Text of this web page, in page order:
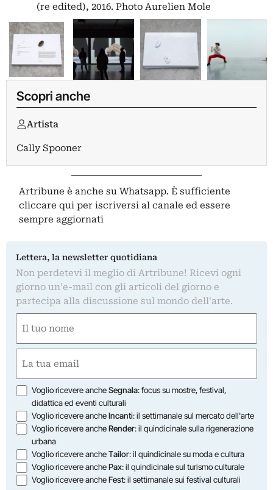
(re edited), 2016. Photo Aurelien Mole
Scopri anche
Artista
Cally Spooner
Artribune è anche su Whatsapp. È sufficiente
cliccare qui per iscriversi al canale ed essere
sempre aggiornati
Lettera, la newsletter quotidiana
Non perdetevi il meglio di Artribune! Ricevi ogni
giorno un'e-mail con gli articoli del giorno e
partecipa alla discussione sul mondo dell'arte.
(Obbligatorio)
Nome
(Obbligatorio)
Opzioni
Voglio ricevere ancheSegnala: focus su mostre, festival,
didattica ed eventi culturali
Voglio ricevere ancheIncanti: il settimanale sul mercato dell'arte
Voglio ricevere ancheRender: il quindicinale sulla rigenerazione
urbana
Voglio ricevere ancheTailor: il quindicinale su moda e cultura
Voglio ricevere anchePax: il quindicinale sul turismo culturale
Voglio ricevere ancheFest: il settimanale sui festival culturali